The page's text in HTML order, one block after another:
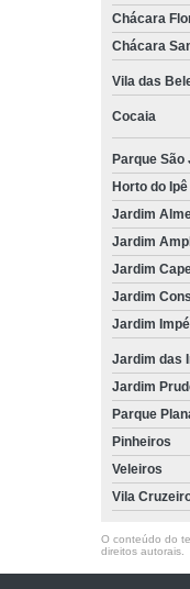
Chácara
Chácara
Vila das
Cocaia
Parque São
Horto do Ipê
Jardim
Jardim
Jardim
Jardim
Jardim
Jardim das
Jardim
Parque
Pinheiros
Veleiros
Vila
O conteúdo do
direitos autorais